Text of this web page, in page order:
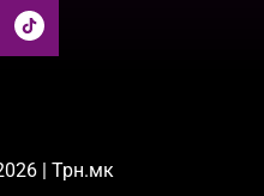
| Трн.мк